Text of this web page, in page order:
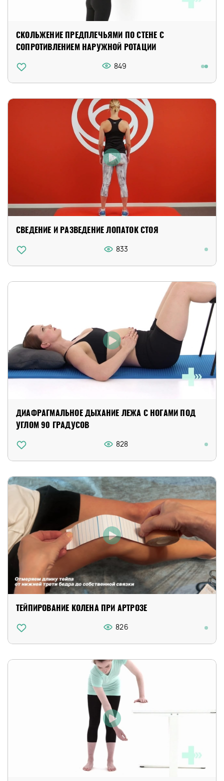
СКОЛЬЖЕНИЕ ПРЕДПЛЕЧЬЯМИ ПО СТЕНЕ С
СОПРОТИВЛЕНИЕМ НАРУЖНОЙ РОТАЦИИ
849
СВЕДЕНИЕ И РАЗВЕДЕНИЕ ЛОПАТОК СТОЯ
833
ДИАФРАГМАЛЬНОЕ ДЫХАНИЕ ЛЕЖА С НОГАМИ ПОД
УГЛОМ 90 ГРАДУСОВ
828
ТЕЙПИРОВАНИЕ КОЛЕНА ПРИ АРТРОЗЕ
826